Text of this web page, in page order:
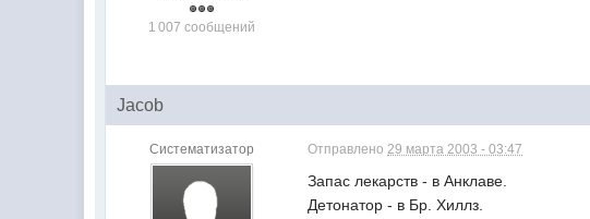
1 007 сообщений
Jacob
Систематизатор Отправлено29 марта 2003 - 03:47
Запас лекарств - в Анклаве.
Детонатор - в Бр. Хиллз.